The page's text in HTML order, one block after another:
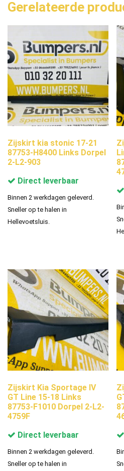
Gerelateerde
Zijskirt kia stonic 17-21
87753-H8400 Links Dorpel
2-L2-903
Direct leverbaar
Binnen 2 werkdagen geleverd.
Sneller op te halen in
Hellevoetsluis.
Zijskirt Kia Sportage IV
GT Line 15-18 Links
87753-F1010 Dorpel 2-L2-
4759F
Direct leverbaar
Binnen 2 werkdagen geleverd.
Sneller op te halen in